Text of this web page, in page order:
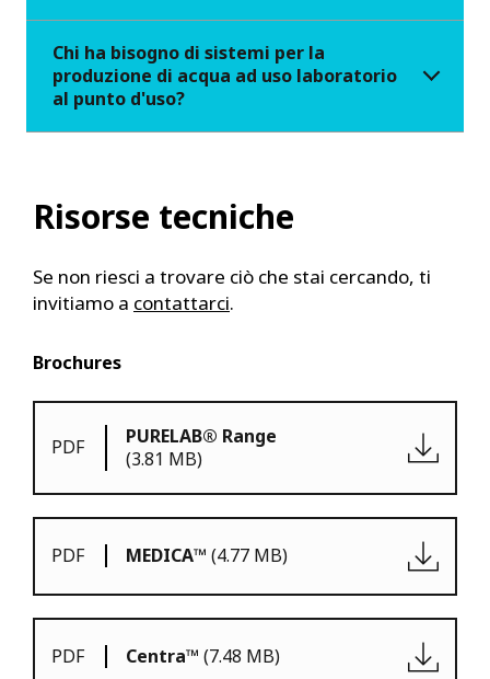
Chi ha bisogno di sistemi per la
produzione di acqua ad uso laboratorio
al punto d'uso?
Risorse tecniche
Se non riesci a trovare ciò che stai cercando, ti
invitiamo a contattarci.
Brochures
PDF
PURELAB® Range
(3.81 MB)
PDF MEDICA™ (4.77 MB)
PDF Centra™ (7.48 MB)